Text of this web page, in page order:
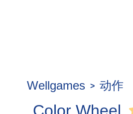
Wellgames 动作